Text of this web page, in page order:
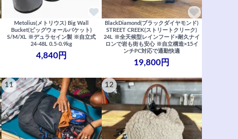
Metolius(メトリウス) Big Wall
Bucket(ビッグウォールバケット)
S/M/XL ※デュラセイン製 ※自立式
24-48L 0.5-0.9kg
4,840円
BlackDiamond(ブラックダイヤモンド)
STREET CREEK(ストリートクリーク)
24L ※全天候型レインフード×耐久ナイ
ロンで岩も街も安心 ※自立構造×15イ
ンチPC対応で通勤快適
19,800円
11 12